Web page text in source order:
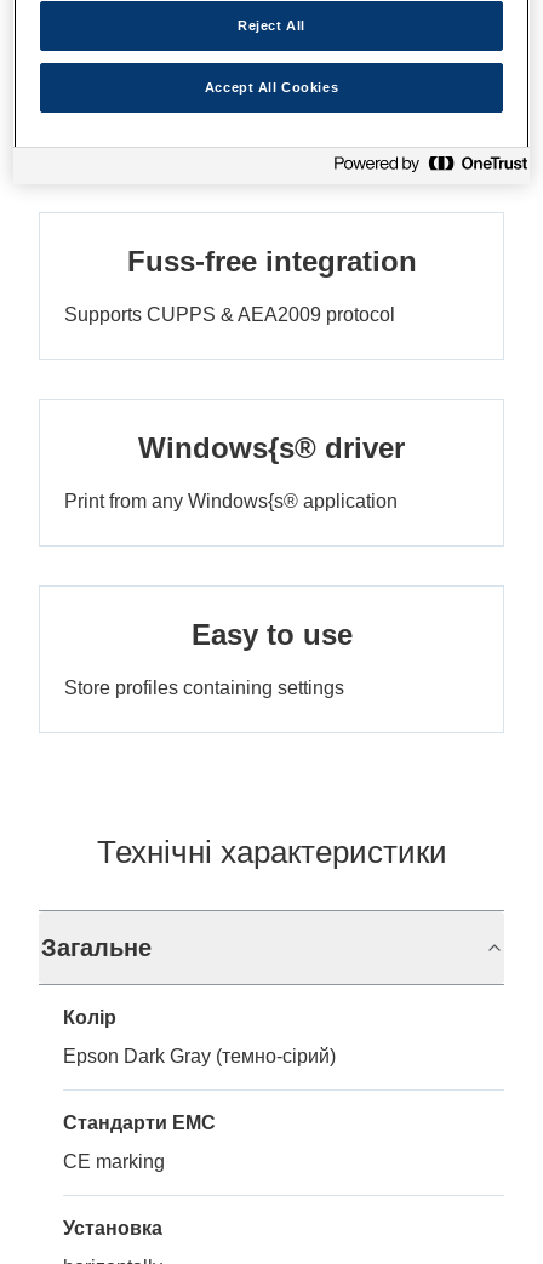
2-in-1 printer
Fuss-free integration
Supports CUPPS & AEA2009 protocol
Windows{s® driver
Print from any Windows{s® application
Easy to use
Store profiles containing settings
Технічні характеристики
Загальне
Колір
Epson Dark Gray (темно-сірий)
Стандарти EMC
CE marking
Установка
Reject All
Accept All Cookies